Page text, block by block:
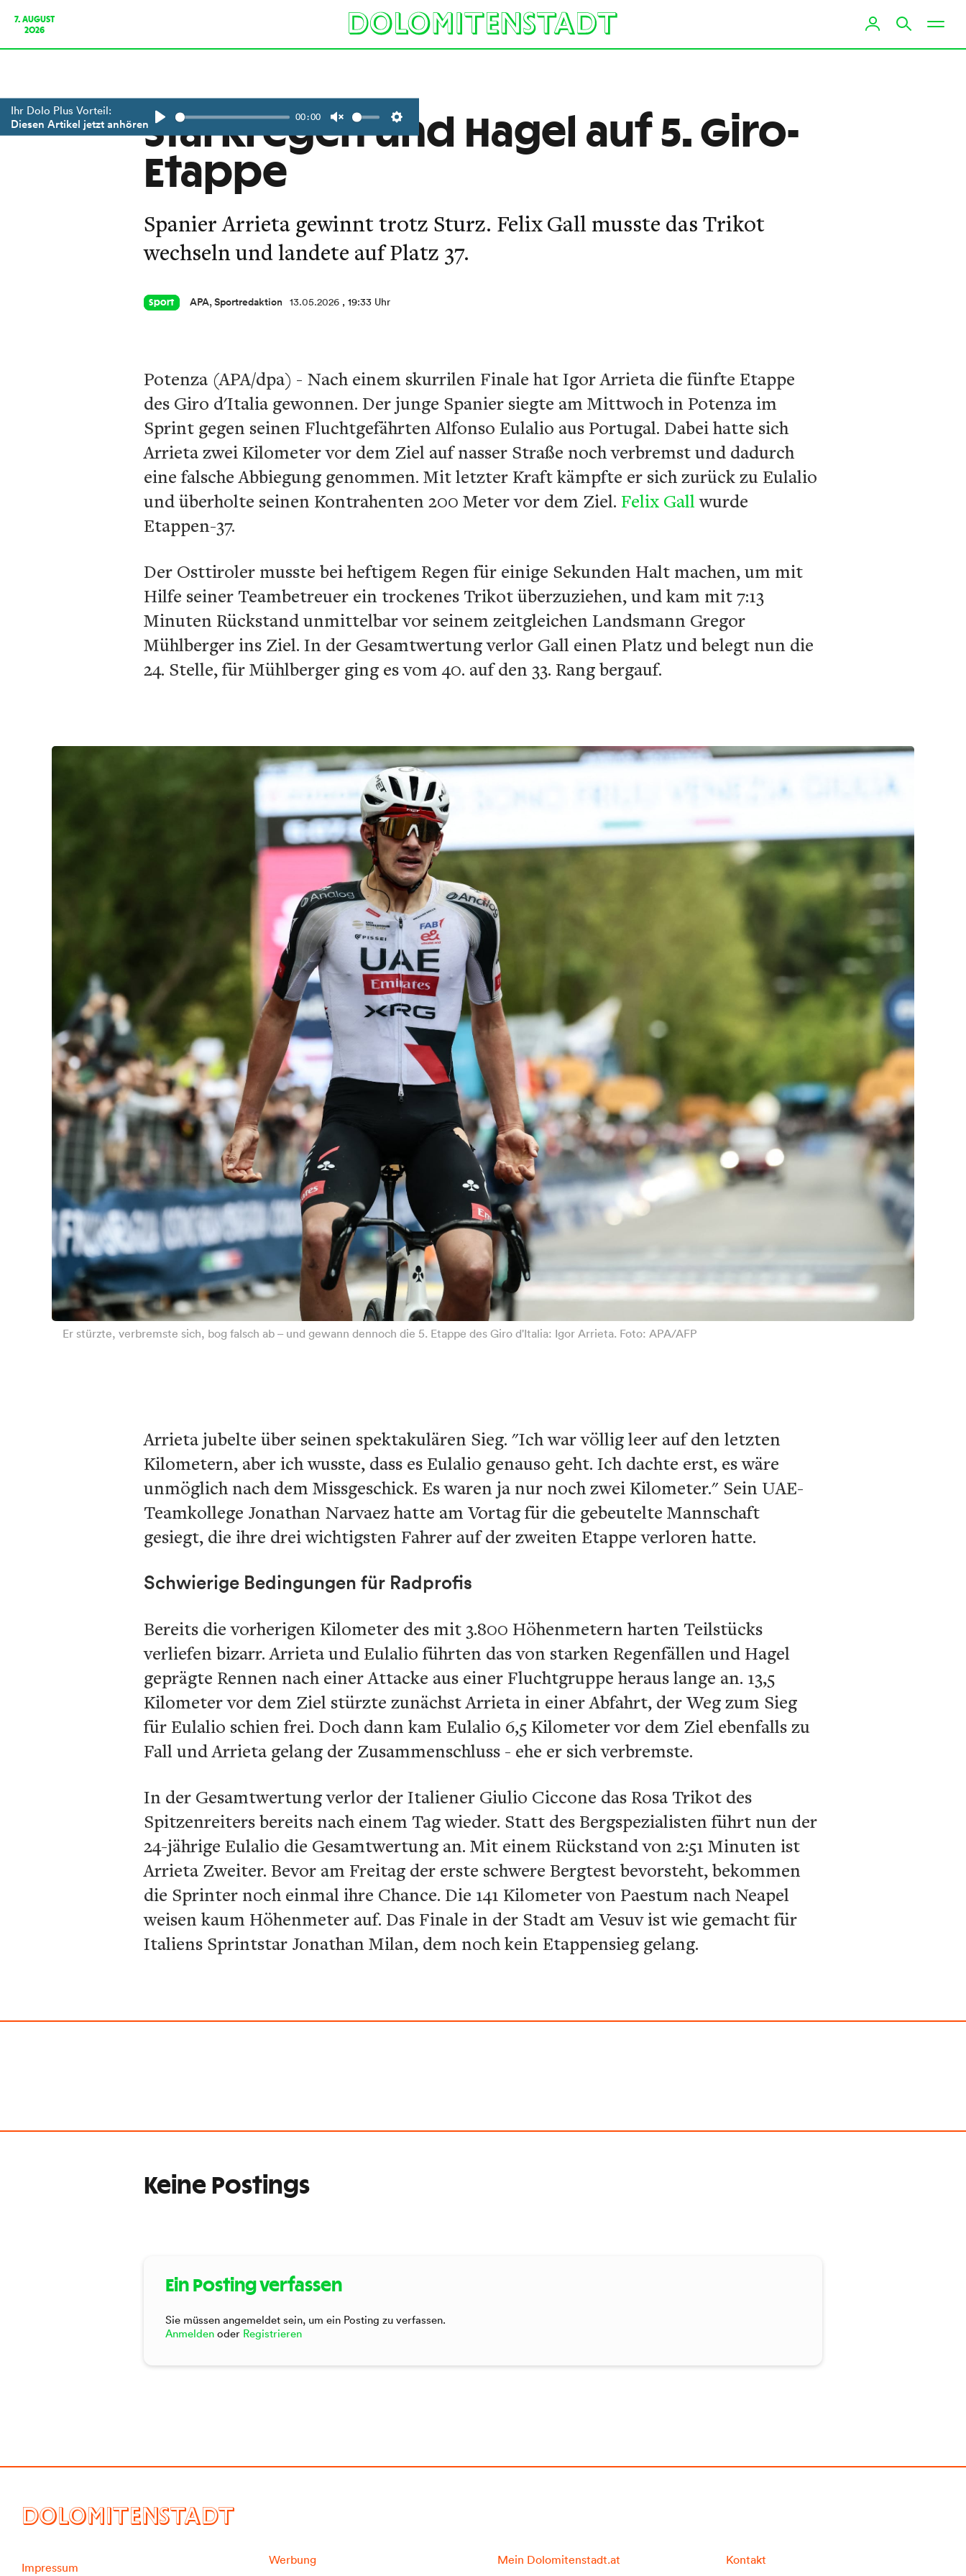
7. AUGUST
2026
Ihr Dolo Plus Vorteil:
Diesen Artikel jetzt anhören
Play
00:00
Unmute Settings
Starkregen und Hagel auf 5. Giro-
Etappe
Spanier Arrieta gewinnt trotz Sturz. Felix Gall musste das Trikot
wechseln und landete auf Platz 37.
Sport APA, Sportredaktion 13.05.2026 , 19:33 Uhr
Potenza (APA/dpa) - Nach einem skurrilen Finale hat Igor Arrieta die fünfte Etappe
des Giro d'Italia gewonnen. Der junge Spanier siegte am Mittwoch in Potenza im
Sprint gegen seinen Fluchtgefährten Alfonso Eulalio aus Portugal. Dabei hatte sich
Arrieta zwei Kilometer vor dem Ziel auf nasser Straße noch verbremst und dadurch
eine falsche Abbiegung genommen. Mit letzter Kraft kämpfte er sich zurück zu Eulalio
und überholte seinen Kontrahenten 200 Meter vor dem Ziel. Felix Gallwurde
Etappen-37.
Der Osttiroler musste bei heftigem Regen für einige Sekunden Halt machen, um mit
Hilfe seiner Teambetreuer ein trockenes Trikot überzuziehen, und kam mit 7:13
Minuten Rückstand unmittelbar vor seinem zeitgleichen Landsmann Gregor
Mühlberger ins Ziel. In der Gesamtwertung verlor Gall einen Platz und belegt nun die
24. Stelle, für Mühlberger ging es vom 40. auf den 33. Rang bergauf.
Er stürzte, verbremste sich, bog falsch ab – und gewann dennoch die 5. Etappe des Giro d'Italia: Igor Arrieta. Foto: APA/AFP
Arrieta jubelte über seinen spektakulären Sieg. "Ich war völlig leer auf den letzten
Kilometern, aber ich wusste, dass es Eulalio genauso geht. Ich dachte erst, es wäre
unmöglich nach dem Missgeschick. Es waren ja nur noch zwei Kilometer." Sein UAE-
Teamkollege Jonathan Narvaez hatte am Vortag für die gebeutelte Mannschaft
gesiegt, die ihre drei wichtigsten Fahrer auf der zweiten Etappe verloren hatte.
Schwierige Bedingungen für Radprofis
Bereits die vorherigen Kilometer des mit 3.800 Höhenmetern harten Teilstücks
verliefen bizarr. Arrieta und Eulalio führten das von starken Regenfällen und Hagel
geprägte Rennen nach einer Attacke aus einer Fluchtgruppe heraus lange an. 13,5
Kilometer vor dem Ziel stürzte zunächst Arrieta in einer Abfahrt, der Weg zum Sieg
für Eulalio schien frei. Doch dann kam Eulalio 6,5 Kilometer vor dem Ziel ebenfalls zu
Fall und Arrieta gelang der Zusammenschluss - ehe er sich verbremste.
In der Gesamtwertung verlor der Italiener Giulio Ciccone das Rosa Trikot des
Spitzenreiters bereits nach einem Tag wieder. Statt des Bergspezialisten führt nun der
24-jährige Eulalio die Gesamtwertung an. Mit einem Rückstand von 2:51 Minuten ist
Arrieta Zweiter. Bevor am Freitag der erste schwere Bergtest bevorsteht, bekommen
die Sprinter noch einmal ihre Chance. Die 141 Kilometer von Paestum nach Neapel
weisen kaum Höhenmeter auf. Das Finale in der Stadt am Vesuv ist wie gemacht für
Italiens Sprintstar Jonathan Milan, dem noch kein Etappensieg gelang.
Keine Postings
Ein Posting verfassen
Sie müssen angemeldet sein, um ein Posting zu verfassen.
Anmelden oder Registrieren
DOLOMITENSTADT
Impressum
Werbung Mein Dolomitenstadt.at Kontakt